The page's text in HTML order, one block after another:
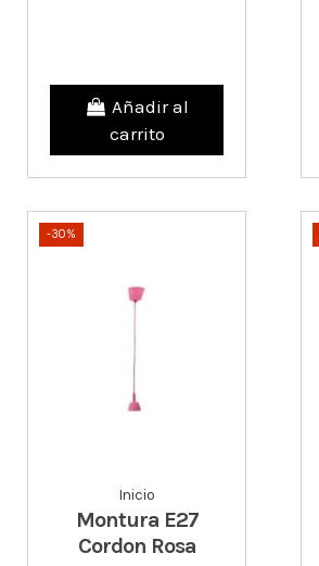
Añadir al
carrito
-30%
Inicio
Montura E27
Cordon Rosa